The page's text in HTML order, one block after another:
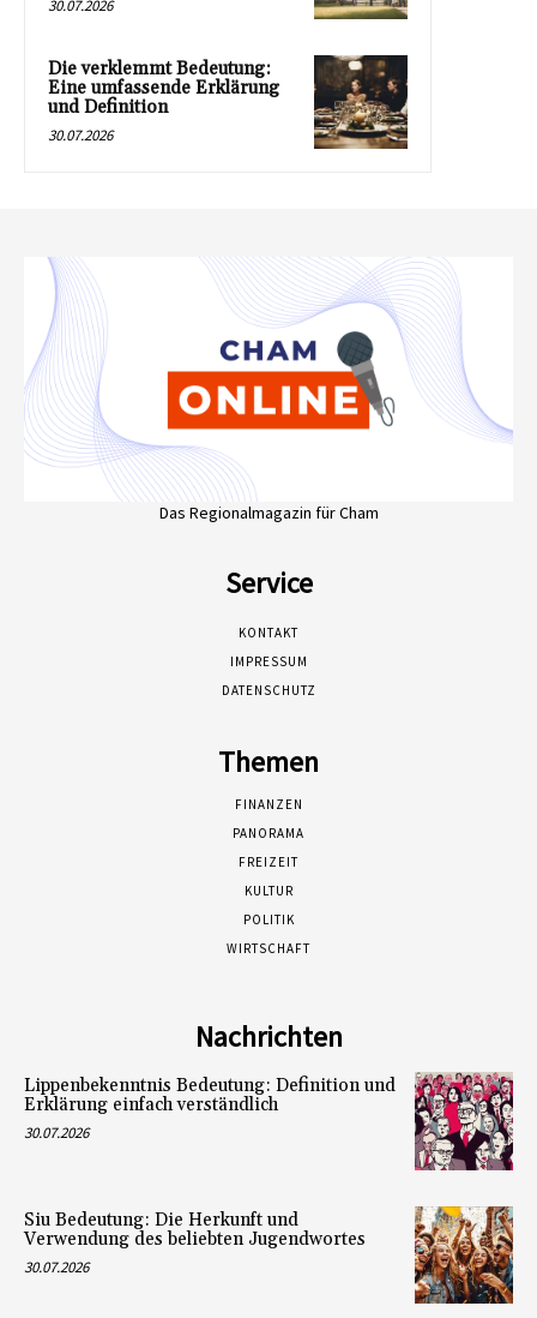
30.07.2026
Die verklemmt Bedeutung:
Eine umfassende Erklärung
und Definition
30.07.2026
Das Regionalmagazin für Cham
Service
KONTAKT
IMPRESSUM
DATENSCHUTZ
Themen
FINANZEN
PANORAMA
FREIZEIT
KULTUR
POLITIK
WIRTSCHAFT
Nachrichten
Lippenbekenntnis Bedeutung: Definition und
Erklärung einfach verständlich
30.07.2026
Siu Bedeutung: Die Herkunft und
Verwendung des beliebten Jugendwortes
30.07.2026